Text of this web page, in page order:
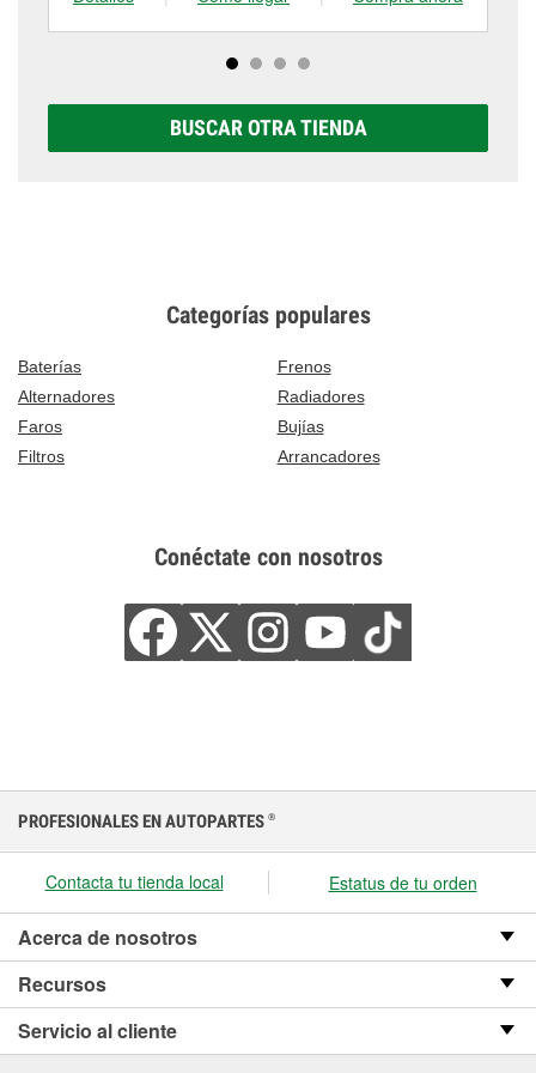
BUSCAR OTRA TIENDA
Categorías populares
Baterías
Frenos
Alternadores
Radiadores
Faros
Bujías
Filtros
Arrancadores
Conéctate con nosotros
PROFESIONALES EN AUTOPARTES ®
Contacta tu tienda local Estatus de tu orden
Acerca de nosotros
Recursos
Servicio al cliente